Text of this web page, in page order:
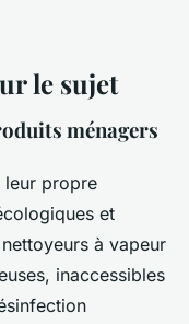
le sujet
ménagers
leur propre
et
à vapeur
inaccessibles